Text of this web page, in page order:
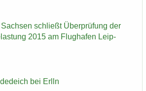
schließt Über­prü­fung der
2015 am Flug­ha­fen Leip­
bei Erlln